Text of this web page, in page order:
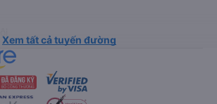
Xem tất cả tuyến đường